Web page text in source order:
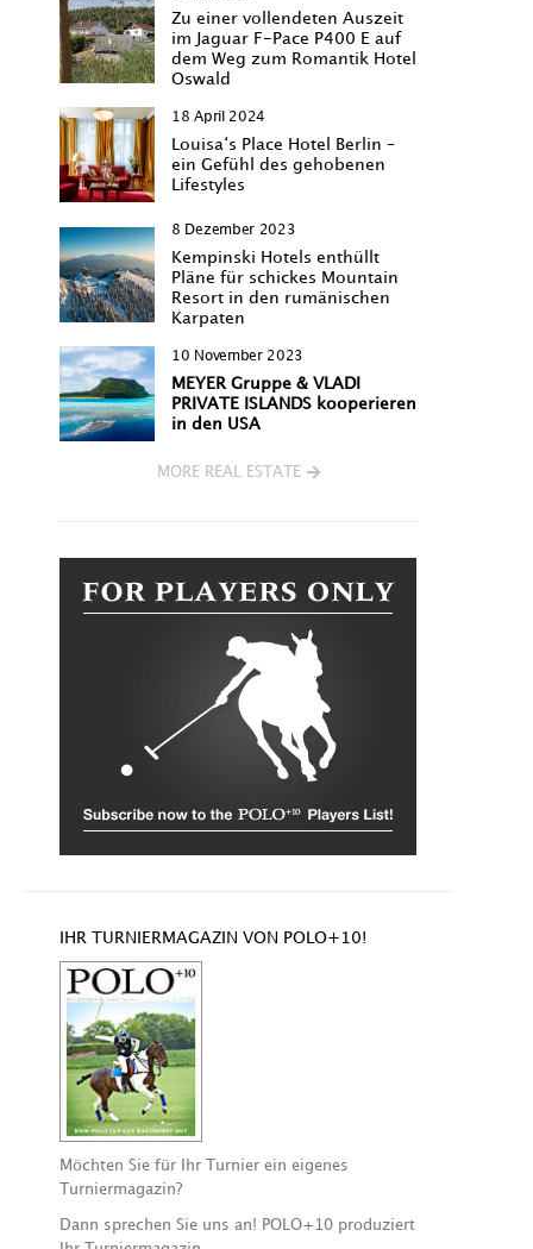
Zu einer vollendeten Auszeit
im Jaguar F-Pace P400 E auf
dem Weg zum Romantik Hotel
Oswald
18 April 2024
Louisa‘s Place Hotel Berlin –
ein Gefühl des gehobenen
Lifestyles
8 Dezember 2023
Kempinski Hotels enthüllt
Pläne für schickes Mountain
Resort in den rumänischen
Karpaten
10 November 2023
MEYER Gruppe & VLADI
PRIVATE ISLANDS kooperieren
in den USA
MORE REAL ESTATE
IHR TURNIERMAGAZIN VON POLO+10!
Möchten Sie für Ihr Turnier ein eigenes
Turniermagazin?
Dann sprechen Sie uns an! POLO+10 produziert